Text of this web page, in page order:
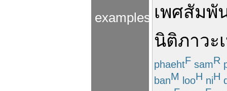
examples เพศสัมพั
นิติภาวะ
phaehtF samR
banM looH niH